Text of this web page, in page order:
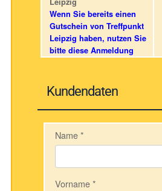
Wenn Sie bereits einen
Gutschein von Treffpunkt
Leipzig haben, nutzen Sie
bitte diese Anmeldung
Kundendaten
Name*
Vorname*